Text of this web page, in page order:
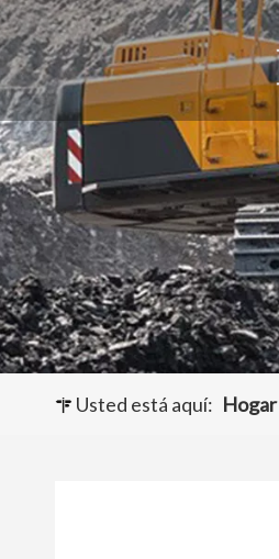
Usted está aquí: Hogar